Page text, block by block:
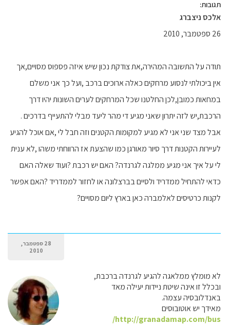
תגובות:
אלכס ניצברג
26 ספטמבר, 2010
תודה על התשובה המהירה,את צודקת נכון שיש איזה פספוס מסויים,אך
אין ביכולתי לנסוע מרחקים כאלה ארוכים ברכב ,ועל כך אני משלם
במחאות כמובן,לכן החלטנו שכל המרחקים לערים השונות יהיו דרך
הרכבת,יש לזה יתרון שאני מגיע די מהר ליעד מבלי להתעייף בדרכים .
אבל מצד שני אני לא מגיע למקומות הקטנים וזה חבל לי ,אם אוכל להגיע
לעיירות הקטנות דרך סיור מאורגן כמו שהצעת אז הרווחתי משהו ,לא ענית
לי על איך אני מגיע ממלגה לגרנדה? האם יש רכבת ?ועוד שאלה האם
כדאי להתחיל ממדריד ולסיים בברצלונה או לחזור לממדריד ?האם אפשר
לקנות כרטיסים לאלמברה כאן בארץ ליום מסויים?
28 ספטמבר,
2010
לא מומלץ ממלאגה להגיע לגרנדה ברכבת,
ובכלל זו אינה שיטת ניידות יעילה מאד
באנדלובסיה עצמה.
מאידך יש אוטובוסים
http://granadamap.com/bus/